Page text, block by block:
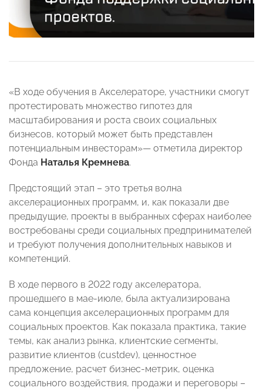
«В ходе обучения в Акселераторе, участники смогут
протестировать множество гипотез для
масштабирования и роста своих социальных
бизнесов, который может быть представлен
потенциальным инвесторам»— отметила директор
Фонда Наталья Кремнева.
Предстоящий этап – это третья волна
акселерационных программ, и, как показали две
предыдущие, проекты в выбранных сферах наиболее
востребованы среди социальных предпринимателей
и требуют получения дополнительных навыков и
компетенций.
В ходе первого в 2022 году акселератора,
прошедшего в мае-июле, была актуализирована
сама концепция акселерационных программ для
социальных проектов. Как показала практика, такие
темы, как анализ рынка, клиентские сегменты,
развитие клиентов (custdev), ценностное
предложение, расчет бизнес-метрик, оценка
социального воздействия, продажи и переговоры –